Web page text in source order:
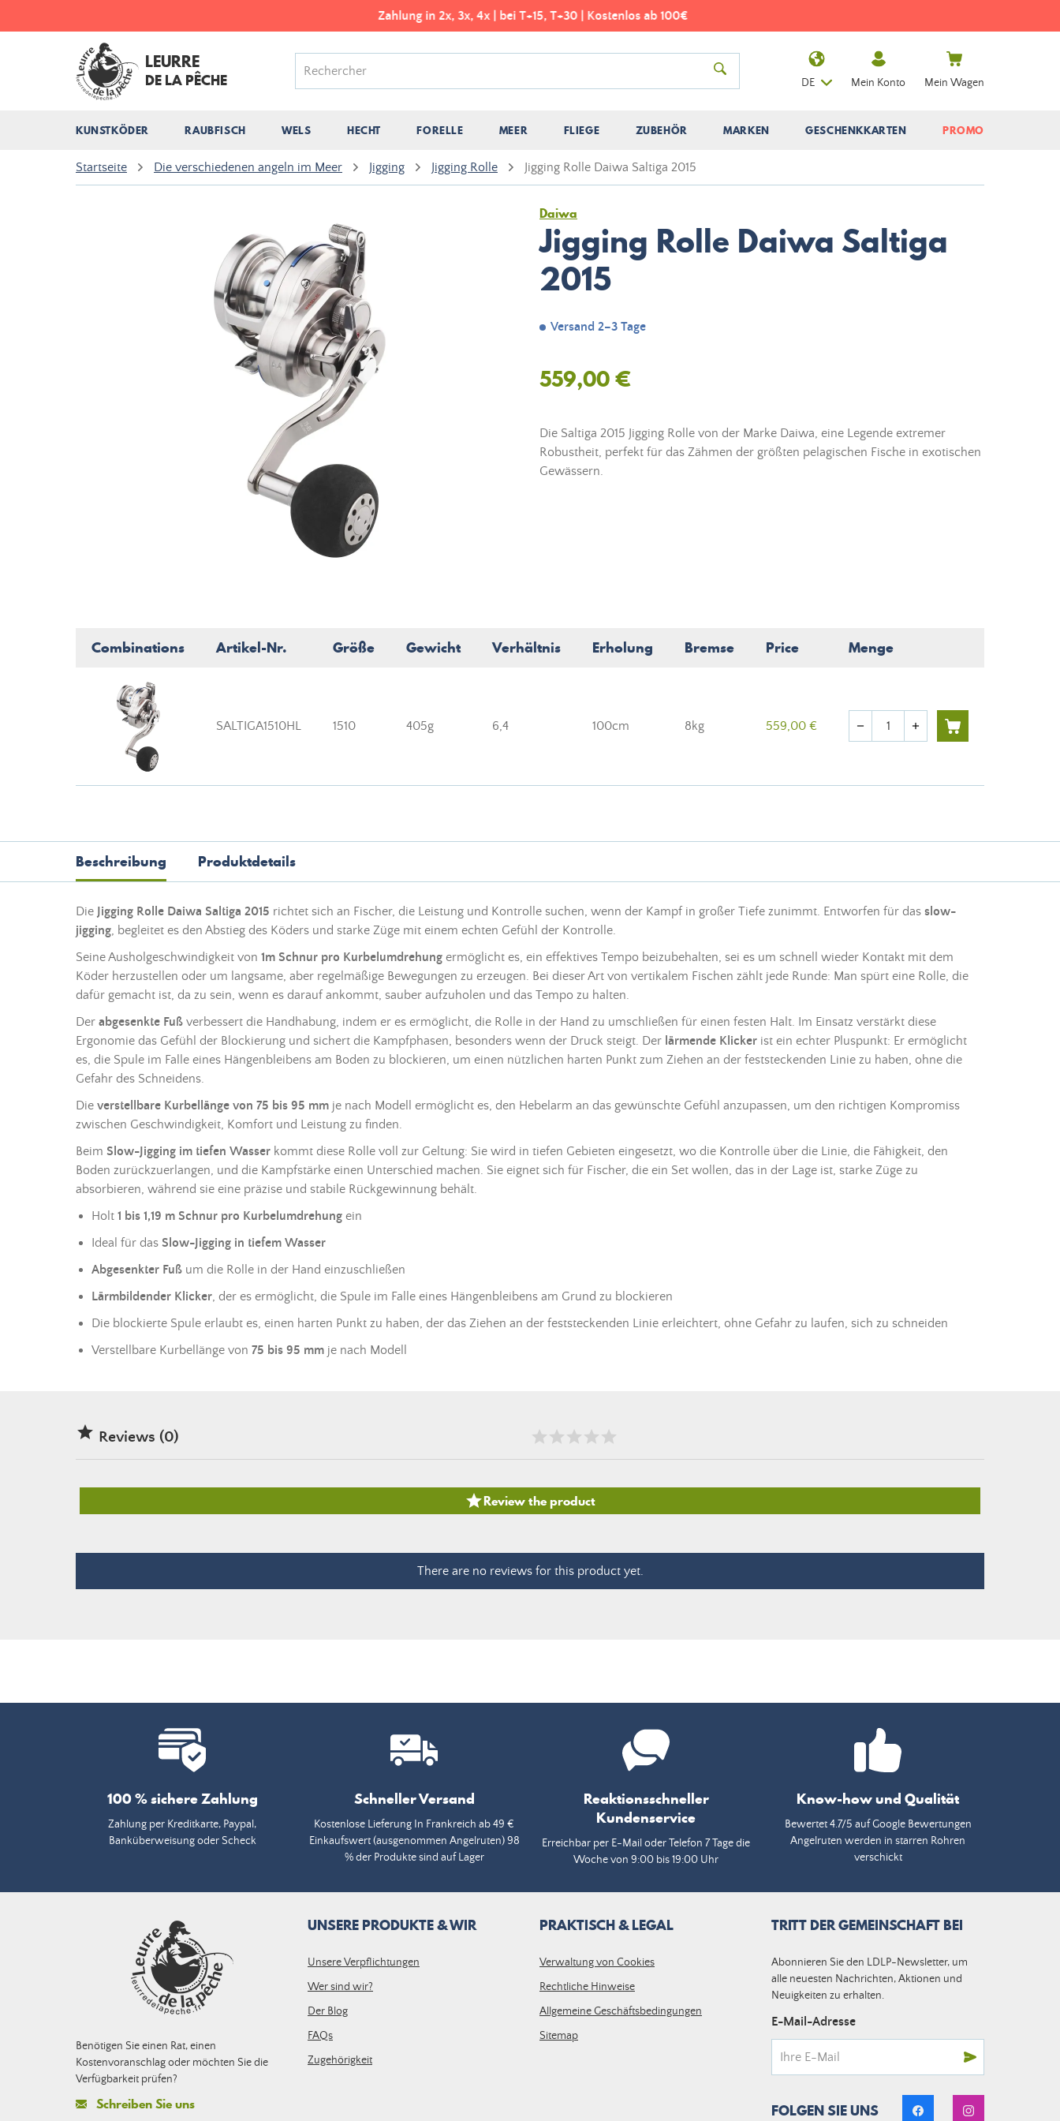
Zahlung in 2x, 3x, 4x | bei T+15, T+30 | Kostenlos ab 100€
LEURRE
DE LA PÊCHE
KUNSTKÖDER RAUBFISCH WELS HECHT FORELLE MEER FLIEGE ZUBEHÖR MARKEN GESCHENKKARTEN PROMO
DE Mein Konto Mein Wagen
Startseite Die verschiedenen angeln im Meer Jigging Jigging Rolle Jigging Rolle Daiwa Saltiga 2015
Daiwa
Jigging Rolle Daiwa Saltiga
2015
Versand 2–3 Tage
559,00 €
Die Saltiga 2015 Jigging Rolle von der Marke Daiwa, eine Legende extremer
Robustheit, perfekt für das Zähmen der größten pelagischen Fische in exotischen
Gewässern.
Combinations Artikel-Nr. Größe Gewicht Verhältnis Erholung Bremse Price Menge
SALTIGA1510HL 1510 405g 6,4 100cm 8kg 559,00 € remove add
Beschreibung Produktdetails
Die Jigging Rolle Daiwa Saltiga 2015 richtet sich an Fischer, die Leistung und Kontrolle suchen, wenn der Kampf in großer Tiefe zunimmt. Entworfen für das slow-
jigging, begleitet es den Abstieg des Köders und starke Züge mit einem echten Gefühl der Kontrolle.
Seine Ausholgeschwindigkeit von 1m Schnur pro Kurbelumdrehung ermöglicht es, ein effektives Tempo beizubehalten, sei es um schnell wieder Kontakt mit dem
Köder herzustellen oder um langsame, aber regelmäßige Bewegungen zu erzeugen. Bei dieser Art von vertikalem Fischen zählt jede Runde: Man spürt eine Rolle, die
dafür gemacht ist, da zu sein, wenn es darauf ankommt, sauber aufzuholen und das Tempo zu halten.
Der abgesenkte Fuß verbessert die Handhabung, indem er es ermöglicht, die Rolle in der Hand zu umschließen für einen festen Halt. Im Einsatz verstärkt diese
Ergonomie das Gefühl der Blockierung und sichert die Kampfphasen, besonders wenn der Druck steigt. Der lärmende Klicker ist ein echter Pluspunkt: Er ermöglicht
es, die Spule im Falle eines Hängenbleibens am Boden zu blockieren, um einen nützlichen harten Punkt zum Ziehen an der feststeckenden Linie zu haben, ohne die
Gefahr des Schneidens.
Die verstellbare Kurbellänge von 75 bis 95 mm je nach Modell ermöglicht es, den Hebelarm an das gewünschte Gefühl anzupassen, um den richtigen Kompromiss
zwischen Geschwindigkeit, Komfort und Leistung zu finden.
Beim Slow-Jigging im tiefen Wasser kommt diese Rolle voll zur Geltung: Sie wird in tiefen Gebieten eingesetzt, wo die Kontrolle über die Linie, die Fähigkeit, den
Boden zurückzuerlangen, und die Kampfstärke einen Unterschied machen. Sie eignet sich für Fischer, die ein Set wollen, das in der Lage ist, starke Züge zu
absorbieren, während sie eine präzise und stabile Rückgewinnung behält.
Holt 1 bis 1,19 m Schnur pro Kurbelumdrehung ein
Ideal für das Slow-Jigging in tiefem Wasser
Abgesenkter Fuß um die Rolle in der Hand einzuschließen
Lärmbildender Klicker, der es ermöglicht, die Spule im Falle eines Hängenbleibens am Grund zu blockieren
Die blockierte Spule erlaubt es, einen harten Punkt zu haben, der das Ziehen an der feststeckenden Linie erleichtert, ohne Gefahr zu laufen, sich zu schneiden
Verstellbare Kurbellänge von 75 bis 95 mm je nach Modell
 Reviews (0)
Review the product
There are no reviews for this product yet.
100 % sichere Zahlung
Zahlung per Kreditkarte, Paypal,
Banküberweisung oder Scheck
Schneller Versand
Kostenlose Lieferung In Frankreich ab 49 €
Einkaufswert (ausgenommen Angelruten) 98
% der Produkte sind auf Lager
Reaktionsschneller
Kundenservice
Erreichbar per E-Mail oder Telefon 7 Tage die
Woche von 9:00 bis 19:00 Uhr
Know-how und Qualität
Bewertet 4.7/5 auf Google Bewertungen
Angelruten werden in starren Rohren
verschickt
Benötigen Sie einen Rat, einen
Kostenvoranschlag oder möchten Sie die
Verfügbarkeit prüfen?
Schreiben Sie uns
UNSERE PRODUKTE & WIR
Unsere Verpflichtungen
Wer sind wir?
Der Blog
FAQs
Zugehörigkeit
PRAKTISCH & LEGAL
Verwaltung von Cookies
Rechtliche Hinweise
Allgemeine Geschäftsbedingungen
Sitemap
TRITT DER GEMEINSCHAFT BEI
Abonnieren Sie den LDLP-Newsletter, um
alle neuesten Nachrichten, Aktionen und
Neuigkeiten zu erhalten.
E-Mail-Adresse
FOLGEN SIE UNS